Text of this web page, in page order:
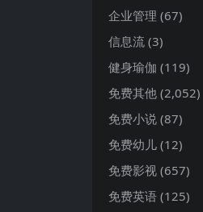
企业管理 (67)
信息流 (3)
健身瑜伽 (119)
免费其他 (2,052)
免费小说 (87)
免费幼儿 (12)
免费影视 (657)
免费英语 (125)